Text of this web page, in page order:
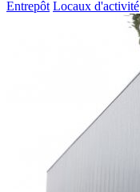
Entrepôt Locaux d'activité